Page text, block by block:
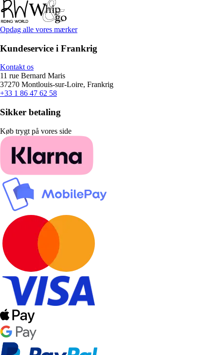
Opdag alle vores mærker
Kundeservice i Frankrig
Kontakt os
11 rue Bernard Maris
37270 Montlouis-sur-Loire, Frankrig
+33 1 86 47 62 58
Sikker betaling
Køb trygt på vores side